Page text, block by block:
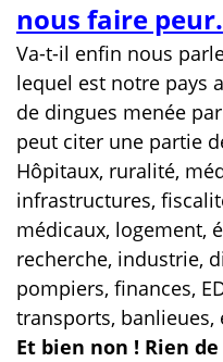
nous faire peur.
Va-t-il enfin nous
lequel est notre pays
de dingues menée
peut citer une partie
Hôpitaux, ruralité,
infrastructures,
médicaux, logement,
recherche, industrie,
pompiers, finances,
transports,
Et bien non ! Rien